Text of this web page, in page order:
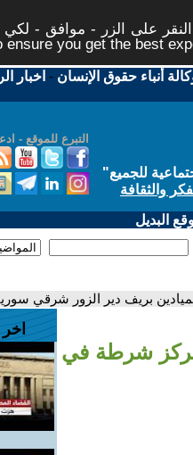
على الزر - موافق - لكي
you get the best
أنباء حقوق الإنسان - اخبار
التبرع للموقع -
للجميع"
والثقافة
البديل
بمركز شرطة في
اخر